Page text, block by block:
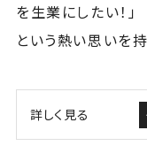
を生業にしたい！」
という熱い思いを
詳しく見る